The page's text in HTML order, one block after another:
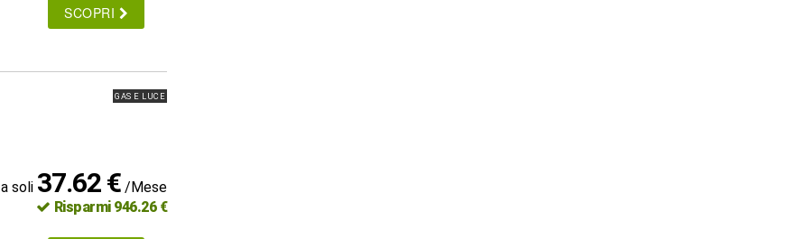
SCOPRI
GAS E LUCE
a soli 37.62 € /Mese
Risparmi 946.26 €